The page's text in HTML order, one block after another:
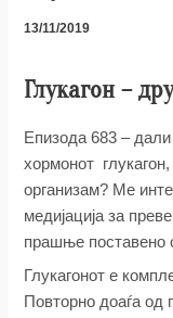
13/11/2019
Глукагон –
Епизода 683 –
хормонот глукагон,
организам? Ме
медијација за
прашње поставено
Глукагонот е
Повторно доаѓа од